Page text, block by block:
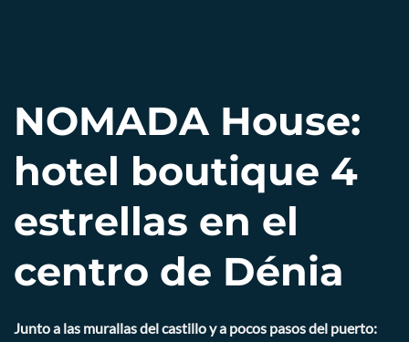
NOMADA House:
hotel boutique 4
estrellas en el
centro de Dénia
Junto a las murallas del castillo y a pocos pasos del puerto: